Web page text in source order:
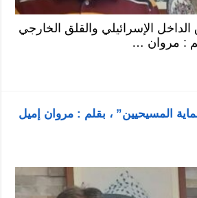
الإسرائيلي والقلق الخارجي
: مروان …
المسيحيين” ، بقلم : مروان إميل